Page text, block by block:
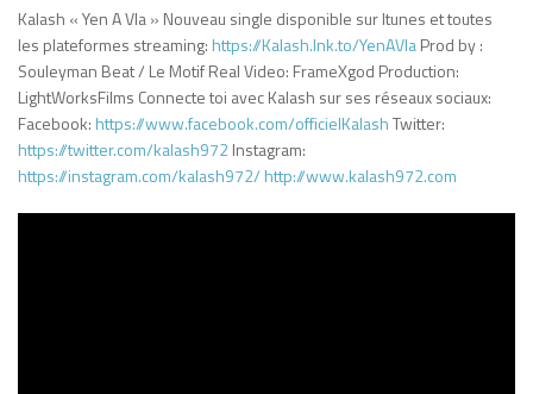
Kalash « Yen A Vla » Nouveau single disponible sur Itunes et toutes
les plateformes streaming: https://Kalash.lnk.to/YenAVlaProd by :
Souleyman Beat / Le Motif Real Video: FrameXgod Production:
LightWorksFilms Connecte toi avec Kalash sur ses réseaux sociaux:
Facebook: https://www.facebook.com/officielKalashTwitter:
https://twitter.com/kalash972Instagram:
https://instagram.com/kalash972/ http://www.kalash972.com